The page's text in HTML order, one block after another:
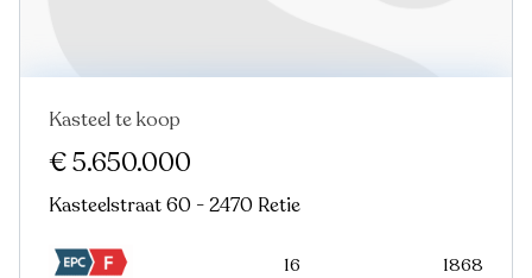
Kasteel te koop
€ 5.650.000
Kasteelstraat 60 - 2470 Retie
16 1868